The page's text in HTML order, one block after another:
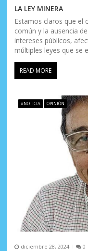
LA LEY MINERA
Estamos claros que el
común y la ausencia
intereses públicos,
múltiples leyes que se
READ MORE
#NOTICIA OPINIÓN
diciembre 28, 2024 0